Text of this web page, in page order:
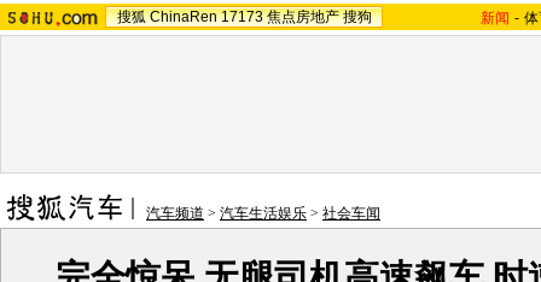
搜狐 ChinaRen 17173 焦点房地产 搜狗 新闻 -
汽车频道 > 汽车生活娱乐 > 社会车闻